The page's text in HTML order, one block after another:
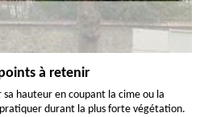
à retenir
hauteur en coupant la cime ou la
durant la plus forte végétation.